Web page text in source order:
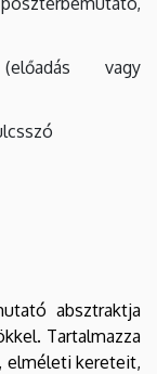
vagy
absztraktja
Tartalmazza
elméleti kereteit,